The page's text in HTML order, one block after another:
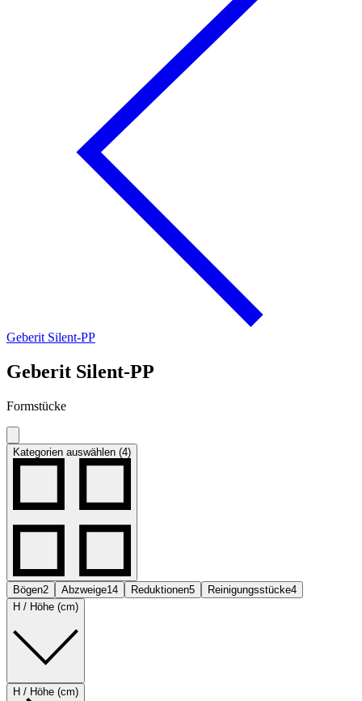
Geberit Silent-PP
Geberit Silent-PP
Formstücke
Kategorien auswählen (4)
Bögen2 Abzweige14 Reduktionen5 Reinigungsstücke4
H / Höhe (cm)
H / Höhe (cm)